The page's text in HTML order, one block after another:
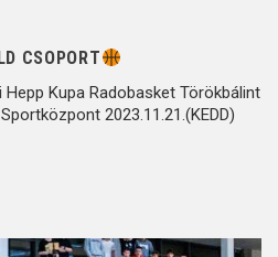
CSOPORT
Kupa Radobasket Törökbálint
2023.11.21.(KEDD)